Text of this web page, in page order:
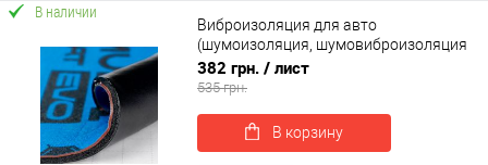
В наличии
Виброизоляция для авто
(шумоизоляция, шумовиброизоляция
автомобиля) SoundProOFF MULTIMAT
EVO 50*37см (sp-0025)
382 грн. / лист
535 грн.
В корзину